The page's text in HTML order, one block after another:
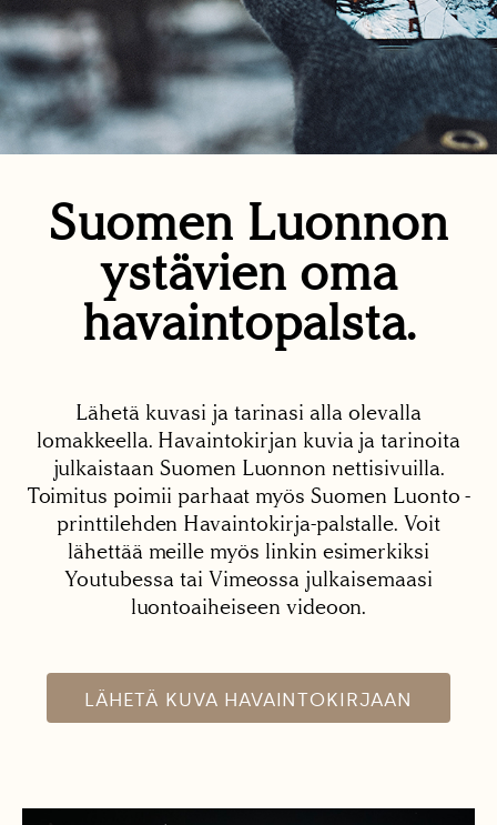
Suomen Luonnon
ystävien oma
havaintopalsta.
Lähetä kuvasi ja tarinasi alla olevalla
lomakkeella. Havaintokirjan kuvia ja tarinoita
julkaistaan Suomen Luonnon nettisivuilla.
Toimitus poimii parhaat myös Suomen Luonto -
printtilehden Havaintokirja-palstalle. Voit
lähettää meille myös linkin esimerkiksi
Youtubessa tai Vimeossa julkaisemaasi
luontoaiheiseen videoon.
LÄHETÄ KUVA HAVAINTOKIRJAAN